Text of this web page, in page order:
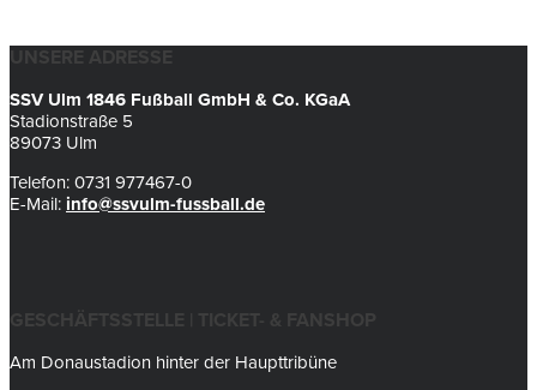
UNSERE ADRESSE
SSV Ulm 1846 Fußball GmbH & Co. KGaA
Stadionstraße 5
89073 Ulm
Telefon: 0731 977467-0
E-Mail: info@ssvulm-fussball.de
GESCHÄFTSSTELLE | TICKET- & FANSHOP
Am Donaustadion hinter der Haupttribüne